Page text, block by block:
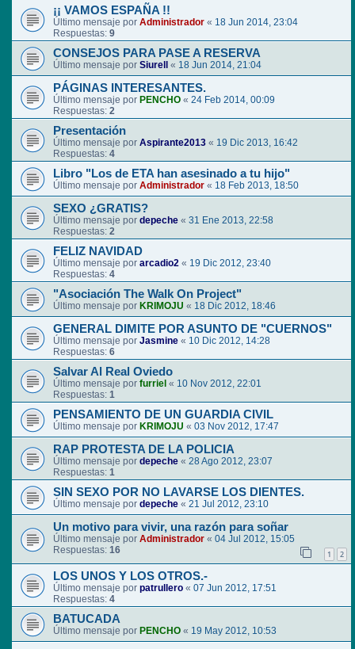
¡¡ VAMOS ESPAÑA !!
Último mensaje por Administrador « 18 Jun 2014, 23:04
Respuestas: 9
CONSEJOS PARA PASE A RESERVA
Último mensaje por Siurell « 18 Jun 2014, 21:04
PÁGINAS INTERESANTES.
Último mensaje por PENCHO « 24 Feb 2014, 00:09
Respuestas: 2
Presentación
Último mensaje por Aspirante2013 « 19 Dic 2013, 16:42
Respuestas: 4
Libro "Los de ETA han asesinado a tu hijo"
Último mensaje por Administrador « 18 Feb 2013, 18:50
SEXO ¿GRATIS?
Último mensaje por depeche « 31 Ene 2013, 22:58
Respuestas: 2
FELIZ NAVIDAD
Último mensaje por arcadio2 « 19 Dic 2012, 23:40
Respuestas: 4
"Asociación The Walk On Project"
Último mensaje por KRIMOJU « 18 Dic 2012, 18:46
GENERAL DIMITE POR ASUNTO DE "CUERNOS"
Último mensaje por Jasmine « 10 Dic 2012, 14:28
Respuestas: 6
Salvar Al Real Oviedo
Último mensaje por furriel « 10 Nov 2012, 22:01
Respuestas: 1
PENSAMIENTO DE UN GUARDIA CIVIL
Último mensaje por KRIMOJU « 03 Nov 2012, 17:47
RAP PROTESTA DE LA POLICIA
Último mensaje por depeche « 28 Ago 2012, 23:07
Respuestas: 1
SIN SEXO POR NO LAVARSE LOS DIENTES.
Último mensaje por depeche « 21 Jul 2012, 23:10
Un motivo para vivir, una razón para soñar
Último mensaje por Administrador « 04 Jul 2012, 15:05
Respuestas: 16 1 2
LOS UNOS Y LOS OTROS.-
Último mensaje por patrullero « 07 Jun 2012, 17:51
Respuestas: 4
BATUCADA
Último mensaje por PENCHO « 19 May 2012, 10:53